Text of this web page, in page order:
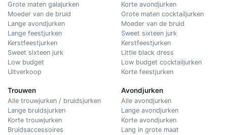
Grote maten galajurken
Moeder van de bruid
Lange avondjurken
Lange feestjurken
Kerstfeestjurken
Sweet sixteen jurk
Low budget
Uitverkoop
Trouwen
Alle trouwjurken / bruidsjurken
Lange bruidsjurken
Korte trouwjurken
Bruidsaccessoires
Korte avondjurken
Grote maten cocktailjurken
Moeder van de bruid
Sweet sixteen jurk
Kerstfeestjurken
Little black dress
Low budget cocktailjurken
Korte feestjurken
Avondjurken
Alle avondjurken
Lange avondjurken
Korte avondjurken
Lang in grote maat